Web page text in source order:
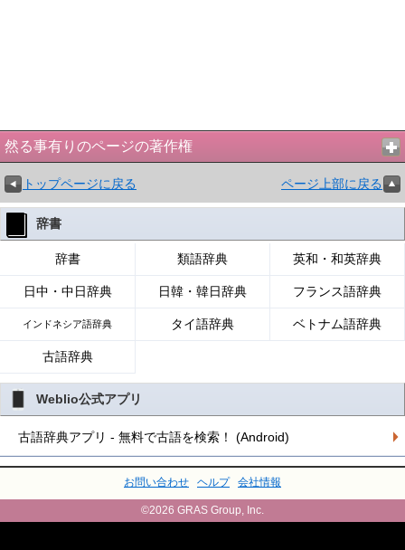
然る事有りのページの著作権
トップページに戻る ページ上部に戻る
辞書
辞書 類語辞典 英和・和英辞典
日中・中日辞典 日韓・韓日辞典 フランス語辞典
インドネシア語辞典 タイ語辞典 ベトナム語辞典
古語辞典
Weblio公式アプリ
古語辞典アプリ - 無料で古語を検索！ (Android)
お問い合わせ ヘルプ 会社情報
©2026 GRAS Group, Inc.